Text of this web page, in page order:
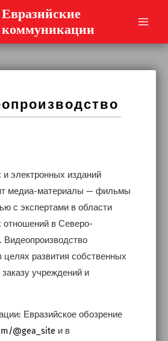
Евразийские
коммуникации
электронных изданий
медиа-материалы — фильмы
с экспертами в области
в Северо-
Видеопроизводство
развития собственных
учреждений и
Евразийское обозрение
@gea_site и в